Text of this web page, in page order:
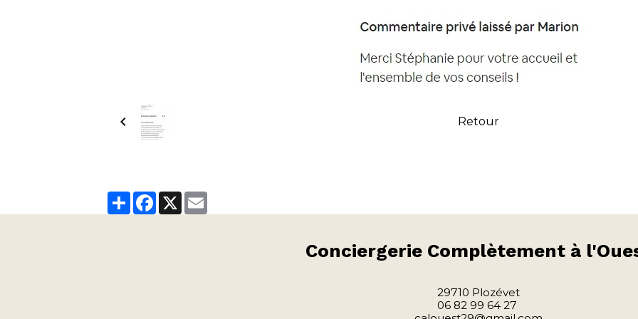
Retour
PartagerFacebook
X
Conciergerie Complètement à
29710 Plozévet
06 82 99 64 27